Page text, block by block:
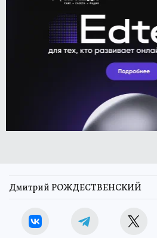
Дмитрий РОЖДЕСТВЕНСКИЙ